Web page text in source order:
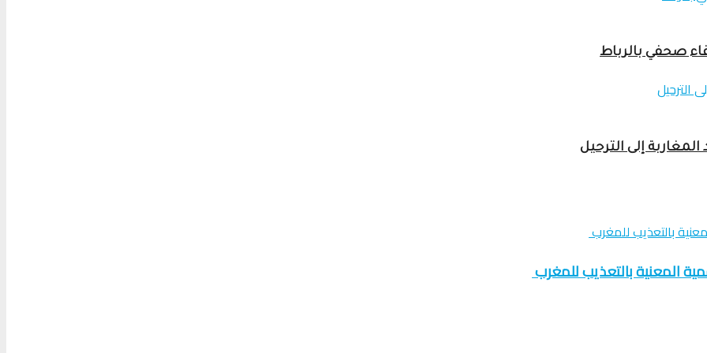
إلى الترحيل
المعنية بالتعذيب للمغرب